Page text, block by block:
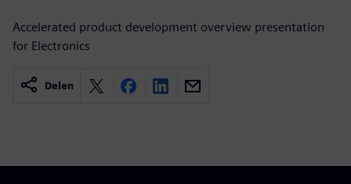
Accelerated product development overview presentation
for Electronics
Delen